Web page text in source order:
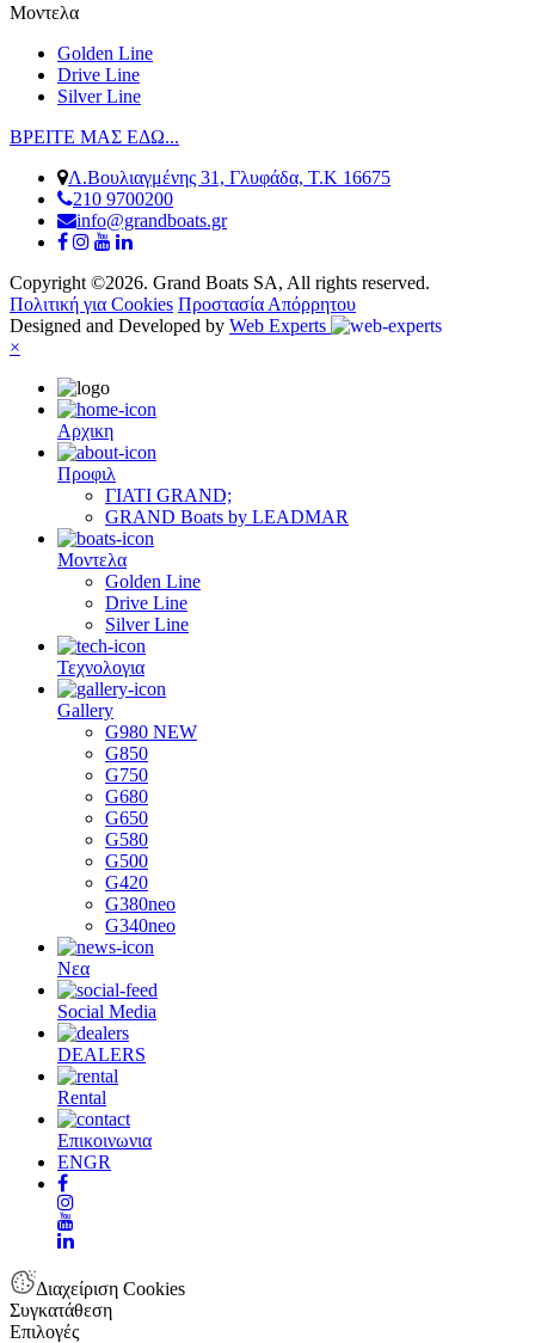
Μοντελα
Golden Line
Drive Line
Silver Line
ΒΡΕΙΤΕ ΜΑΣ ΕΔΩ...
Λ.Βουλιαγμένης 31, Γλυφάδα, Τ.Κ 16675
210 9700200
info@grandboats.gr
Copyright ©2026. Grand Boats SA, All rights reserved.
Πολιτική για Cookies Προστασία Απόρρητου
Designed and Developed by Web Experts
×
Αρχικη
Προφιλ
ΓΙΑΤΙ GRAND;
GRAND Boats by LEADMAR
Μοντελα
Golden Line
Drive Line
Silver Line
Τεχνολογια
Gallery
G980 NEW
G850
G750
G680
G650
G580
G500
G420
G380neo
G340neo
Νεα
Social Media
DEALERS
Rental
Επικοινωνια
ENGR
Διαχείριση Cookies
Συγκατάθεση
Επιλογές